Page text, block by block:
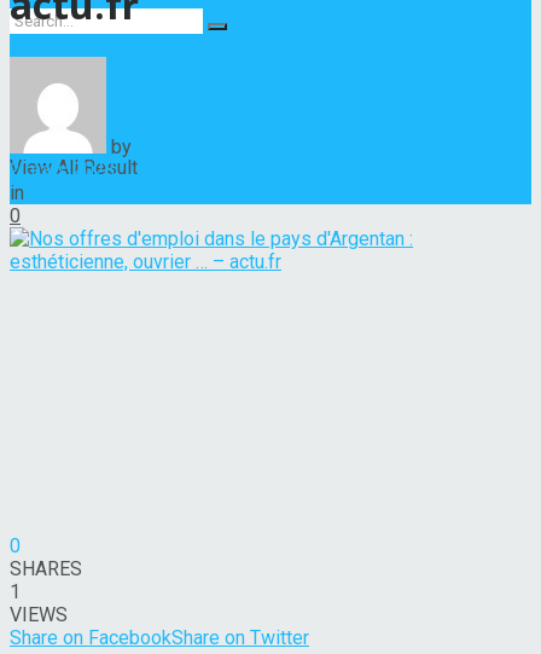
No Result
View All Result
by
2 mars 2023
in
0
0
SHARES
1
VIEWS
Share on FacebookShare on Twitter